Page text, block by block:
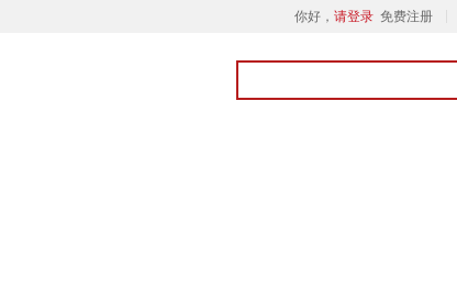
你好， 请登录 免费注册